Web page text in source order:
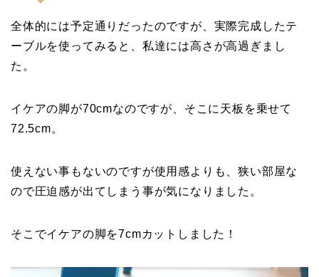
全体的には予定通りだったのですが、実際完成したテ
ーブルを使ってみると、私達には高さが高過ぎまし
た。
イケアの脚が70cmなのですが、そこに天板を乗せて
72.5cm。
使えない事もないのですが使用感よりも、狭い部屋な
ので圧迫感が出てしまう事が気になりました。
そこでイケアの脚を7cmカットしました！